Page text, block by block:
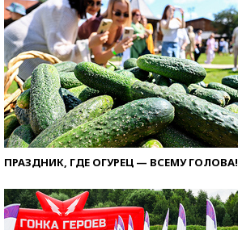
ПРАЗДНИК, ГДЕ ОГУРЕЦ — ВСЕМУ ГОЛОВА!